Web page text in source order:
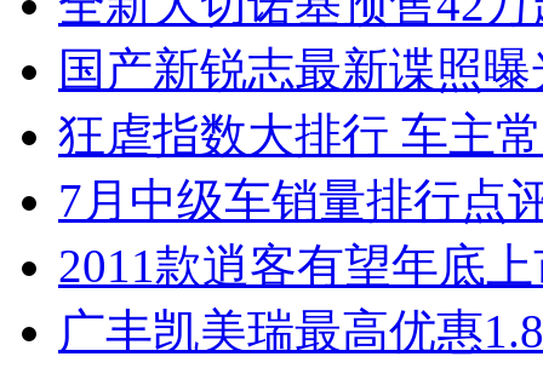
国产新锐志最新谍照
狂虐指数大排行 车主
7月中级车销量排行点
2011款逍客有望年底
广丰凯美瑞最高优惠